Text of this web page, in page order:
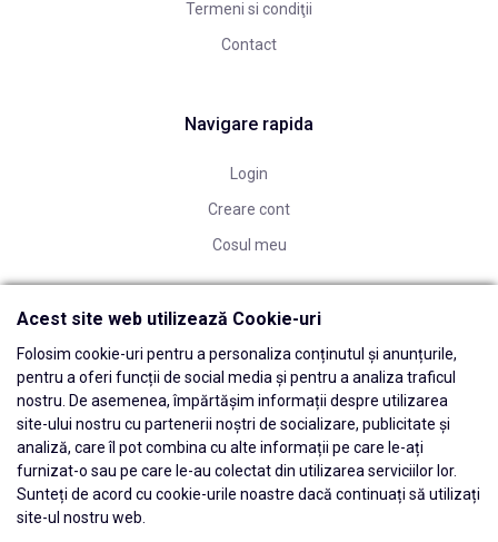
Termeni si condiţii
Contact
Navigare rapida
Login
Creare cont
Cosul meu
Acest site web utilizează Cookie-uri
Folosim cookie-uri pentru a personaliza conținutul și anunțurile,
pentru a oferi funcții de social media și pentru a analiza traficul
nostru. De asemenea, împărtășim informații despre utilizarea
site-ului nostru cu partenerii noștri de socializare, publicitate și
analiză, care îl pot combina cu alte informații pe care le-ați
furnizat-o sau pe care le-au colectat din utilizarea serviciilor lor.
Sunteți de acord cu cookie-urile noastre dacă continuați să utilizați
site-ul nostru web.